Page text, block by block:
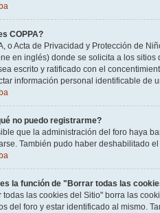
COPPA?
o Acta de Privacidad y Protección de
en inglés) donde se solicita a los
escrito y ratificado con el
información personal identificable de
no puedo registrarme?
que la administración del foro haya
También pudo haber deshabilitado
la función de "Borrar todas las
todas las cookies del Sitio" borra las
del foro y estar identificado al mismo.